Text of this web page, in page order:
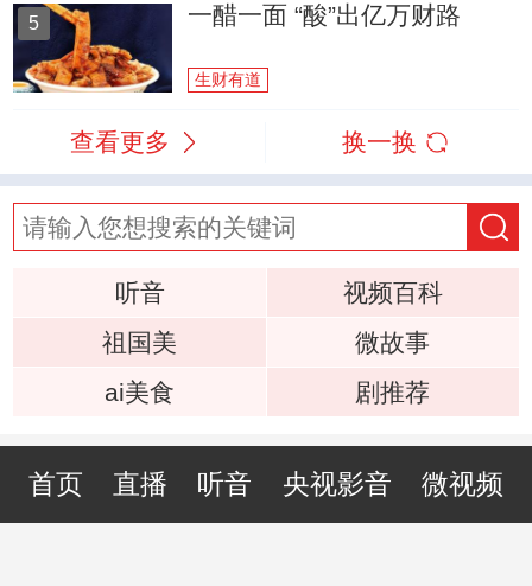
5 一醋一面 “酸”出亿万财路
生财有道
查看更多 换一换
听音
视频百科
祖国美
微故事
ai美食
剧推荐
首页 直播 听音 央视影音 微视频